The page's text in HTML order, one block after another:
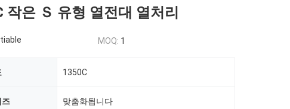
작은 Ｓ 유형 열전대 열처리
MOQ: 1
1350C
즈 맞춤화됩니다